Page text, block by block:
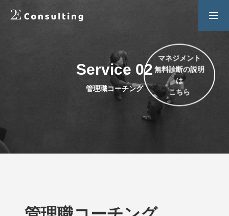
お問い合わせ
人材育成／経営サポートプログラム
Service 02
管理職コーチング
マネジメント
無料診断の説明
は
こちら